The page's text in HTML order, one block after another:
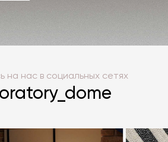
на нас в социальных сетях